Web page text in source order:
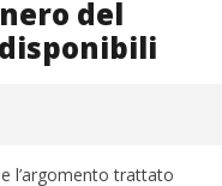
del
l’argomento trattato